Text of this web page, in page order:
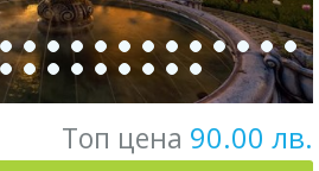
Топ цена 90.00 лв.